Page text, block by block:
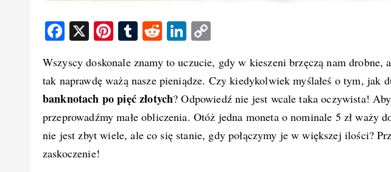
F
c
e
b
o
o
X
Pi
er
e
st
T
m
bl
r
R
d
di
t
Li
k
e
d
I
p
y
Li
n
k
Wszyscy doskonale znamy to uczucie, gdy w kieszeni brzęczą nam drobne,
tak naprawdę ważą nasze pieniądze. Czy kiedykolwiek myślałeś o tym, jak
banknotach po pięć złotych? Odpowiedź nie jest wcale taka oczywista!
przeprowadźmy małe obliczenia. Otóż jedna moneta o nominale 5 zł waży
nie jest zbyt wiele, ale co się stanie, gdy połączymy je w większej ilości?
zaskoczenie!